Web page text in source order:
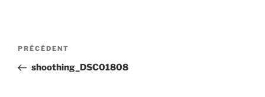
PRÉCÉDENT
shoothing_DSC01808